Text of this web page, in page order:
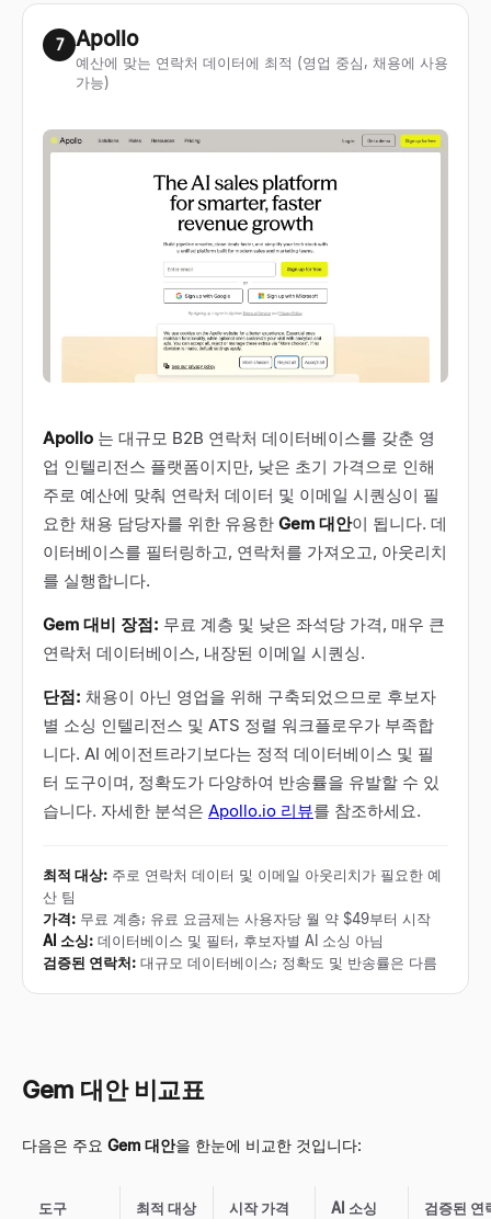
7 Apollo
예산에 맞는 연락처 데이터에 최적 (영업 중심, 채용에 사용
가능)
Apollo 는 대규모 B2B 연락처 데이터베이스를 갖춘 영
업 인텔리전스 플랫폼이지만, 낮은 초기 가격으로 인해
주로 예산에 맞춰 연락처 데이터 및 이메일 시퀀싱이 필
요한 채용 담당자를 위한 유용한 Gem 대안이 됩니다. 데
이터베이스를 필터링하고, 연락처를 가져오고, 아웃리치
를 실행합니다.
Gem 대비 장점: 무료 계층 및 낮은 좌석당 가격, 매우 큰
연락처 데이터베이스, 내장된 이메일 시퀀싱.
단점: 채용이 아닌 영업을 위해 구축되었으므로 후보자
별 소싱 인텔리전스 및 ATS 정렬 워크플로우가 부족합
니다. AI 에이전트라기보다는 정적 데이터베이스 및 필
터 도구이며, 정확도가 다양하여 반송률을 유발할 수 있
습니다. 자세한 분석은 Apollo.io 리뷰를 참조하세요.
최적 대상: 주로 연락처 데이터 및 이메일 아웃리치가 필요한 예
산 팀
가격: 무료 계층; 유료 요금제는 사용자당 월 약 $49부터 시작
AI 소싱: 데이터베이스 및 필터, 후보자별 AI 소싱 아님
검증된 연락처: 대규모 데이터베이스; 정확도 및 반송률은 다름
Gem 대안 비교표
다음은 주요 Gem 대안을 한눈에 비교한 것입니다:
도구 최적 대상 시작 가격 AI 소싱 검증된 연